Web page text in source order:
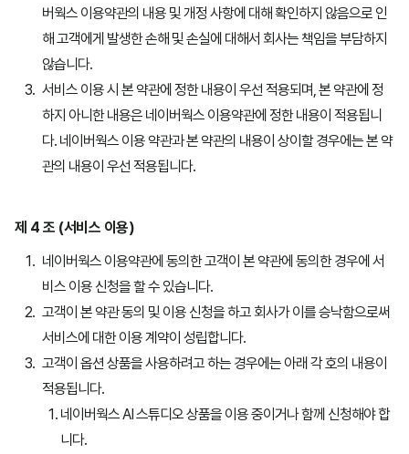
버웍스 이용약관의 내용 및 개정 사항에 대해 확인하지 않음으로 인
해 고객에게 발생한 손해 및 손실에 대해서 회사는 책임을 부담하지
않습니다.
서비스 이용 시 본 약관에 정한 내용이 우선 적용되며, 본 약관에 정
하지 아니한 내용은 네이버웍스 이용약관에 정한 내용이 적용됩니
다. 네이버웍스 이용 약관과 본 약관의 내용이 상이할 경우에는 본 약
관의 내용이 우선 적용됩니다.
제 4 조 (서비스 이용)
네이버웍스 이용약관에 동의한 고객이 본 약관에 동의한 경우에 서
비스 이용 신청을 할 수 있습니다.
고객이 본 약관 동의 및 이용 신청을 하고 회사가 이를 승낙함으로써
서비스에 대한 이용 계약이 성립합니다.
고객이 옵션 상품을 사용하려고 하는 경우에는 아래 각 호의 내용이
적용됩니다.
네이버웍스 AI 스튜디오 상품을 이용 중이거나 함께 신청해야 합
니다.